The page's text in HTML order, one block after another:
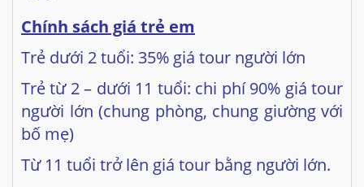
Chính sách giá trẻ em
Trẻ dưới 2 tuổi: 35% giá tour người lớn
Trẻ từ 2 – dưới 11 tuổi: chi phí 90% giá tour
người lớn (chung phòng, chung giường với
bố mẹ)
Từ 11 tuổi trở lên giá tour bằng người lớn.